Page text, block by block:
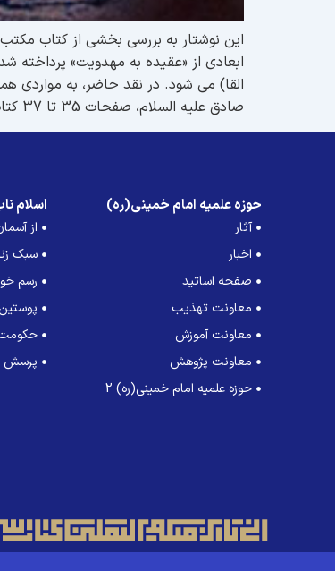
این نوشتار به بررسی بخشی از کتاب
ابعادی از «عقیده به مهدویت» پرداخته
القا) می شود. در نقد حاضر، به مواردی
صادق علیه السلام، صفحات 35 تا 37 کتاب)، عدم تطابق آنها با مدعای مطرح در متن کتاب نشان داده خواهد شد.
حوزه علمیه امام خمینی(ره)
آثار
اخبار
صفحه اساتید
معاونت تهذیب
معاونت آموزش
معاونت پژوهش
حوزه علمیه امام خمینی(ره) 2
اسلام
از
سبک
رسم
پرسش